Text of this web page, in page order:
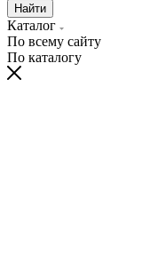
Найти
Каталог
По всему сайту
По каталогу